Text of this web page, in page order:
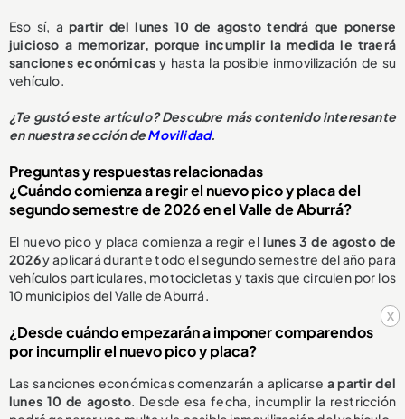
x
Eso sí, a partir del lunes 10 de agosto tendrá que ponerse
juicioso a memorizar, porque incumplir la medida le traerá
sanciones económicas y hasta la posible inmovilización de su
vehículo.
¿Te gustó este artículo? Descubre más contenido interesante
en nuestra sección deMovilidad.
Preguntas y respuestas relacionadas
¿Cuándo comienza a regir el nuevo pico y placa del
segundo semestre de 2026 en el Valle de Aburrá?
El nuevo pico y placa comienza a regir el lunes 3 de agosto de
2026y aplicará durante todo el segundo semestre del año para
vehículos particulares, motocicletas y taxis que circulen por los
10 municipios del Valle de Aburrá.
¿Desde cuándo empezarán a imponer comparendos
por incumplir el nuevo pico y placa?
Las sanciones económicas comenzarán a aplicarse a partir del
lunes 10 de agosto. Desde esa fecha, incumplir la restricción